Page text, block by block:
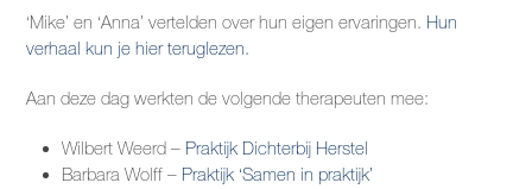
‘Mike’ en ‘Anna’ vertelden over hun eigen ervaringen. Hun
verhaal kun je hier teruglezen.
Aan deze dag werkten de volgende therapeuten mee:
Wilbert Weerd – Praktijk Dichterbij Herstel
Barbara Wolff – Praktijk ‘Samen in praktijk’